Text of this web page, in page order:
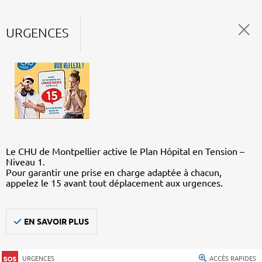
URGENCES
Le CHU de Montpellier active le Plan Hôpital en Tension –
Niveau 1.
Pour garantir une prise en charge adaptée à chacun,
appelez le 15 avant tout déplacement aux urgences.
EN SAVOIR PLUS
URGENCES ACCÈS RAPIDES